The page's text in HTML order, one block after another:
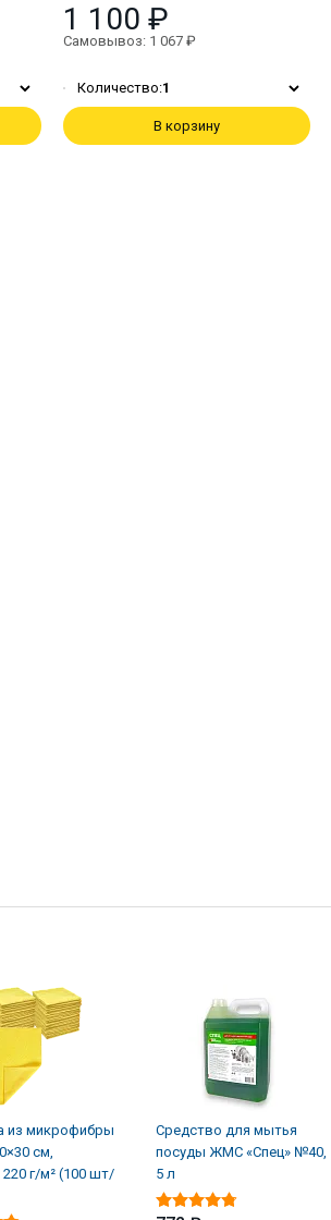
1 100 ₽
Самовывоз: 1 067 ₽
Количество:1
В корзину
из микрофибры
см,
г/м² (100 шт/
Средство для мытья
посуды ЖМС «Спец» №40,
5 л